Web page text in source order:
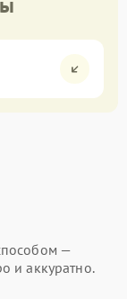
—
и аккуратно.